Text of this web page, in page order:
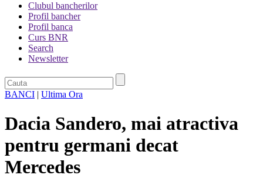
Clubul bancherilor
Profil bancher
Profil banca
Curs BNR
Search
Newsletter
BANCI | Ultima Ora
Dacia Sandero, mai atractiva
pentru germani decat
Mercedes